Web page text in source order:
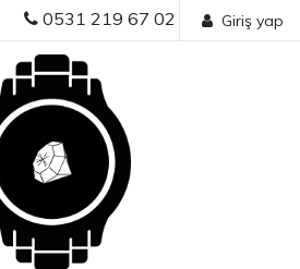
Giriş yap
0531 219 67 02